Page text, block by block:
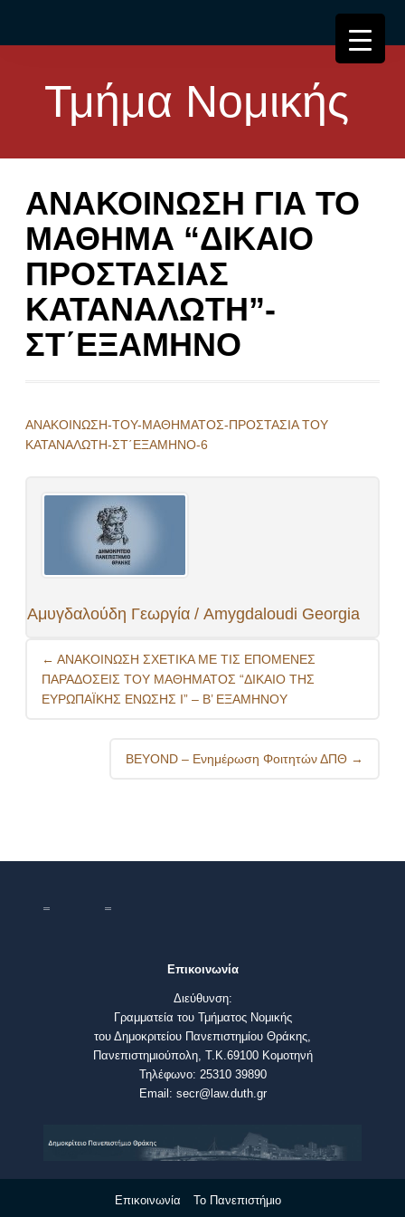
Τμήμα Νομικής
ΑΝΑΚΟΙΝΩΣΗ ΓΙΑ ΤΟ
ΜΑΘΗΜΑ “ΔΙΚΑΙΟ
ΠΡΟΣΤΑΣΙΑΣ
ΚΑΤΑΝΑΛΩΤΗ”-
ΣΤ΄ΕΞΑΜΗΝΟ
ΑΝΑΚΟΙΝΩΣΗ-ΤΟΥ-ΜΑΘΗΜΑΤΟΣ-ΠΡΟΣΤΑΣΙΑ ΤΟΥ
ΚΑΤΑΝΑΛΩΤΗ-ΣΤ΄ΕΞΑΜΗΝΟ-6
Αμυγδαλούδη Γεωργία / Amygdaloudi Georgia
Post
navigation
← ΑΝΑΚΟΙΝΩΣΗ ΣΧΕΤΙΚΑ ΜΕ ΤΙΣ ΕΠΟΜΕΝΕΣ
ΠΑΡΑΔΟΣΕΙΣ ΤΟΥ ΜΑΘΗΜΑΤΟΣ “ΔΙΚΑΙΟ ΤΗΣ
ΕΥΡΩΠΑΪΚΗΣ ΕΝΩΣΗΣ Ι” – Β’ ΕΞΑΜΗΝΟΥ
BEYOND – Ενημέρωση Φοιτητών ΔΠΘ →
Επικοινωνία
Διεύθυνση:
Γραμματεία του Τμήματος Νομικής
του Δημοκριτείου Πανεπιστημίου Θράκης,
Πανεπιστημιούπολη, Τ.Κ.69100 Κομοτηνή
Τηλέφωνο: 25310 39890
Email: secr@law.duth.gr
Επικοινωνία Το Πανεπιστήμιο